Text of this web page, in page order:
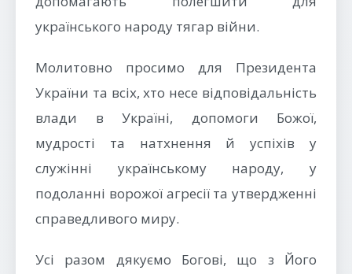
українського народу тягар війни.
Молитовно просимо для Президента
України та всіх, хто несе відповідальність
влади в Україні, допомоги Божої,
мудрості та натхнення й успіхів у
служінні українському народу, у
подоланні ворожої агресії та утвердженні
справедливого миру.
Усі разом дякуємо Богові, що з Його